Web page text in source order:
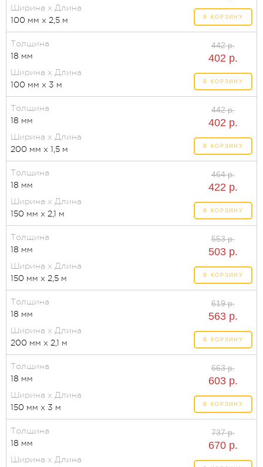
Ширина x Длина
100 мм x 2,5 м
В КОРЗИНУ
Толщина
18 мм
Ширина x Длина
100 мм x 3 м
442 р.
402 р.
В КОРЗИНУ
Толщина
18 мм
Ширина x Длина
200 мм x 1,5 м
442 р.
402 р.
В КОРЗИНУ
Толщина
18 мм
Ширина x Длина
150 мм x 2,1 м
464 р.
422 р.
В КОРЗИНУ
Толщина
18 мм
Ширина x Длина
150 мм x 2,5 м
553 р.
503 р.
В КОРЗИНУ
Толщина
18 мм
Ширина x Длина
200 мм x 2,1 м
619 р.
563 р.
В КОРЗИНУ
Толщина
18 мм
Ширина x Длина
150 мм x 3 м
663 р.
603 р.
В КОРЗИНУ
Толщина
18 мм
Ширина x Длина
737 р.
670 р.